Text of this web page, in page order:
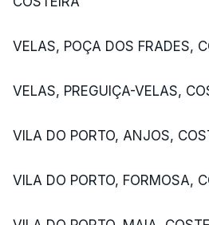
VELAS, POÇA DOS FRADES,
VELAS, PREGUIÇA-VELAS,
VILA DO PORTO, ANJOS,
VILA DO PORTO, FORMOSA,